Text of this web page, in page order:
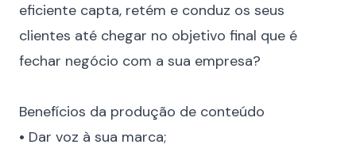
eficiente capta, retém e conduz os seus
clientes até chegar no objetivo final que é
fechar negócio com a sua empresa?
Benefícios da produção de conteúdo
• Dar voz à sua marca;